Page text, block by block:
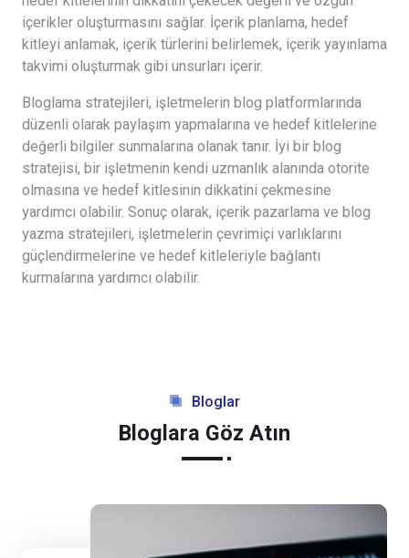
içerikler oluşturmasını sağlar. İçerik planlama, hedef
kitleyi anlamak, içerik türlerini belirlemek, içerik yayınlama
takvimi oluşturmak gibi unsurları içerir.
Bloglama stratejileri, işletmelerin blog platformlarında
düzenli olarak paylaşım yapmalarına ve hedef kitlelerine
değerli bilgiler sunmalarına olanak tanır. İyi bir blog
stratejisi, bir işletmenin kendi uzmanlık alanında otorite
olmasına ve hedef kitlesinin dikkatini çekmesine
yardımcı olabilir. Sonuç olarak, içerik pazarlama ve blog
yazma stratejileri, işletmelerin çevrimiçi varlıklarını
güçlendirmelerine ve hedef kitleleriyle bağlantı
kurmalarına yardımcı olabilir.
Bloglar
Bloglara Göz Atın